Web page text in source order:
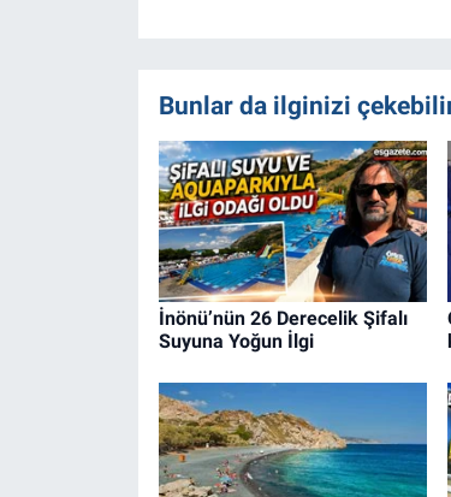
Bunlar da ilginizi
İnönü’nün 26 Derecelik Şifalı
Suyuna Yoğun İlgi